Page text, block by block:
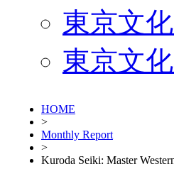
東京文
東京文
HOME
>
Monthly Report
>
Kuroda Seiki: Master